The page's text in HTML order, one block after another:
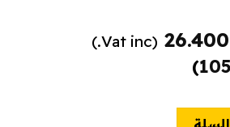
السعر
الحالي
(Vat inc.)
)